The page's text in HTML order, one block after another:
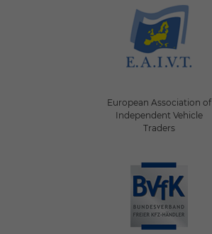
European Association of
Independent Vehicle
Traders